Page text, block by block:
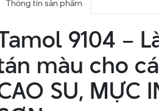
Thông tin sản phẩm
9104 –
màu cho
SU, MỰC